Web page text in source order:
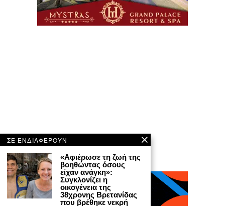
ΣΕ ΕΝΔΙΑΦΕΡΟΥΝ
«Αφιέρωσε τη ζωή της
βοηθώντας όσους
είχαν ανάγκη»:
Συγκλονίζει η
οικογένεια της
38χρονης Βρετανίδας
που βρέθηκε νεκρή